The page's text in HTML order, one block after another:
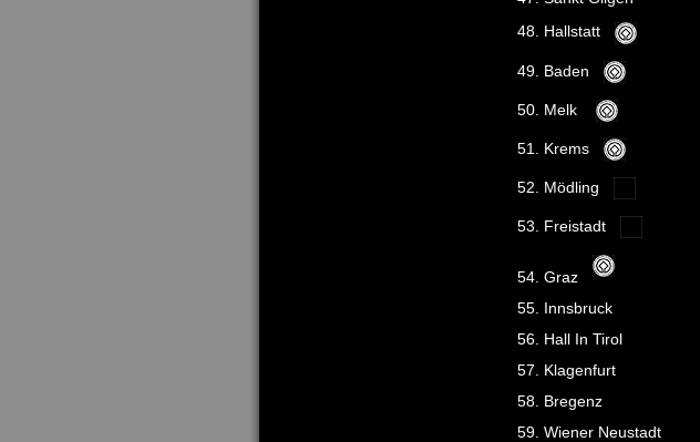
48. Hallstatt
49. Baden
50. Melk
51. Krems
52. Mödling
53. Freistadt
54. Graz
55. Innsbruck
56. Hall In Tirol
57. Klagenfurt
58. Bregenz
59. Wiener Neustadt